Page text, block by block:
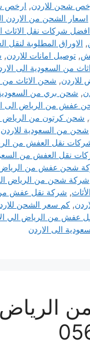
شحن للاردن, ارخص
اسعار الشحن من الاردن
افضل شركات نقل الاثاث
, الاوراق المطلوبة
, توصيل امانات للاردن,
من السعودية الى
, شحن الاثاث من
, شحن بري من السعودية
عفش من الرياض الى
, شحن كرتون من الرياض
شحن من السعودية للاردن
نقل العفش من
نقل العفش من
شحن عفش من الرياض
شركة شحن من الرياض
, شركة نقل عفش من
, كم سعر الشحن
عفش من الرياض الي
الى الاردن
الرياض